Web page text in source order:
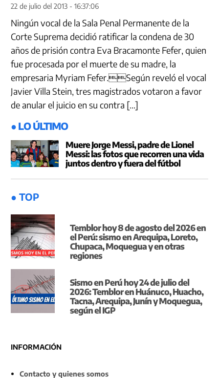
22 de julio del 2013 - 16:37:06
Ningún vocal de la Sala Penal Permanente de la
Corte Suprema decidió ratificar la condena de 30
años de prisión contra Eva Bracamonte Fefer, quien
fue procesada por el muerte de su madre, la
empresaria Myriam Fefer.Según reveló el vocal
Javier Villa Stein, tres magistrados votaron a favor
de anular el juicio en su contra […]
● LO ÚLTIMO
Muere Jorge Messi, padre de Lionel
Messi: las fotos que recorren una vida
juntos dentro y fuera del fútbol
● TOP
Temblor hoy 8 de agosto del 2026 en
el Perú: sismo en Arequipa, Loreto,
Chupaca, Moquegua y en otras
regiones
Sismo en Perú hoy 24 de julio del
2026: Temblor en Huánuco, Huacho,
Tacna, Arequipa, Junín y Moquegua,
según el IGP
INFORMACIÓN
Contacto y quienes somos